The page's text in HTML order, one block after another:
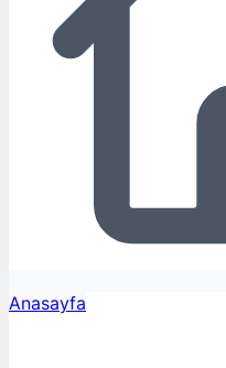
Anasayfa